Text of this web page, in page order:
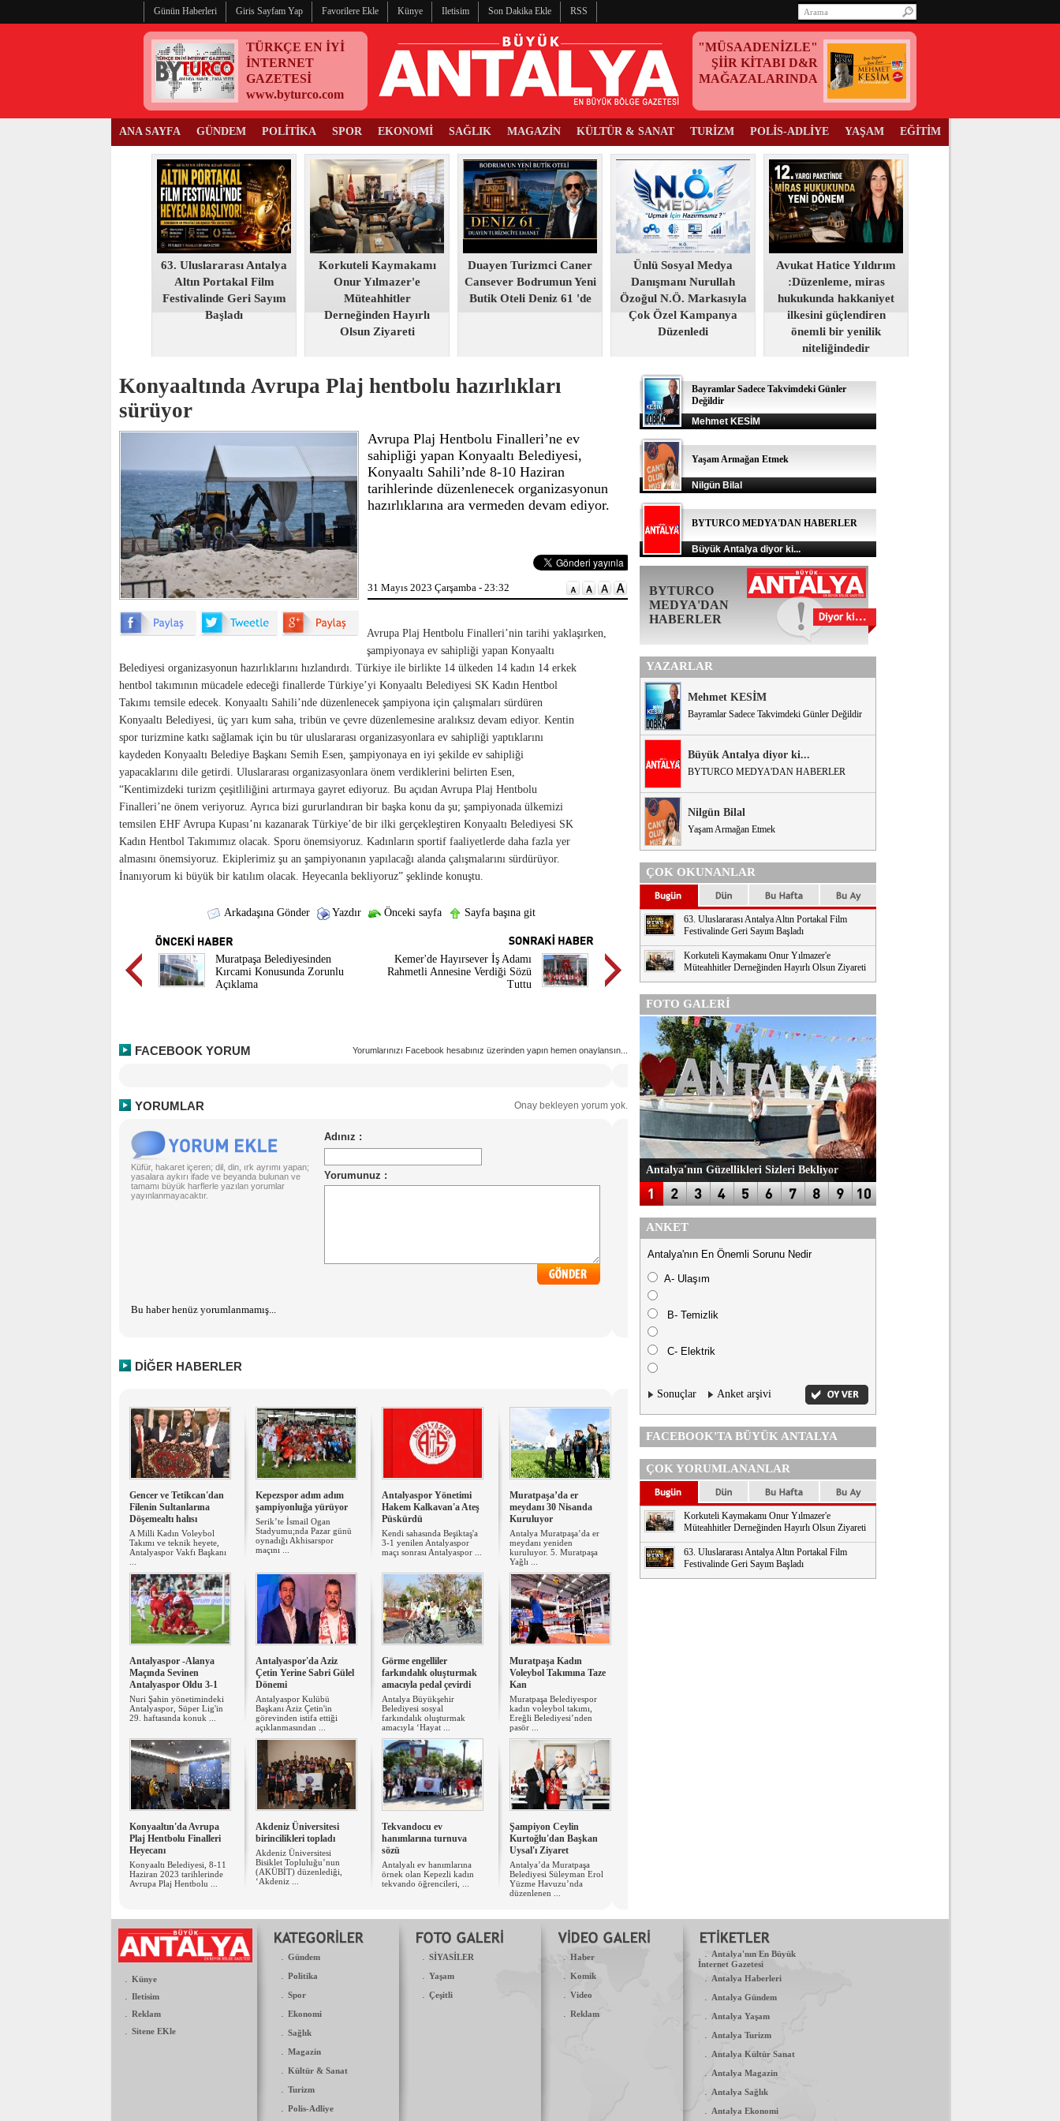
Günün Haberleri Giris Sayfam Yap Favorilere Ekle Künye Iletisim Son Dakika Ekle RSS
TÜRKÇE EN İYİ
İNTERNET
GAZETESİ
www.byturco.com
"MÜSAADENİZLE"
ŞİİR KİTABI D&R
MAĞAZALARINDA
ANA SAYFA GÜNDEM POLİTİKA SPOR EKONOMİ SAĞLIK MAGAZİN KÜLTÜR & SANAT TURİZM POLİS-ADLİYE YAŞAM EĞİTİM
63. Uluslararası Antalya
Altın Portakal Film
Festivalinde Geri Sayım
Başladı
Korkuteli Kaymakamı
Onur Yılmazer'e
Müteahhitler
Derneğinden Hayırlı
Olsun Ziyareti
Duayen Turizmci Caner
Cansever Bodrumun Yeni
Butik Oteli Deniz 61 'de
Ünlü Sosyal Medya
Danışmanı Nurullah
Özoğul N.Ö. Markasıyla
Çok Özel Kampanya
Düzenledi
Avukat Hatice Yıldırım
:Düzenleme, miras
hukukunda hakkaniyet
ilkesini güçlendiren
önemli bir yenilik
niteliğindedir
Konyaaltında Avrupa Plaj hentbolu hazırlıkları
sürüyor
Avrupa Plaj Hentbolu Finalleri’ne ev
sahipliği yapan Konyaaltı Belediyesi,
Konyaaltı Sahili’nde 8-10 Haziran
tarihlerinde düzenlenecek organizasyonun
hazırlıklarına ara vermeden devam ediyor.
31 Mayıs 2023 Çarşamba - 23:32
Avrupa Plaj Hentbolu Finalleri’nin tarihi yaklaşırken,
şampiyonaya ev sahipliği yapan Konyaaltı
Belediyesi organizasyonun hazırlıklarını hızlandırdı. Türkiye ile birlikte 14 ülkeden 14 kadın 14 erkek
hentbol takımının mücadele edeceği finallerde Türkiye’yi Konyaaltı Belediyesi SK Kadın Hentbol
Takımı temsile edecek. Konyaaltı Sahili’nde düzenlenecek şampiyona için çalışmaları sürdüren
Konyaaltı Belediyesi, üç yarı kum saha, tribün ve çevre düzenlemesine aralıksız devam ediyor. Kentin
spor turizmine katkı sağlamak için bu tür uluslararası organizasyonlara ev sahipliği yaptıklarını
kaydeden Konyaaltı Belediye Başkanı Semih Esen, şampiyonaya en iyi şekilde ev sahipliği
yapacaklarını dile getirdi. Uluslararası organizasyonlara önem verdiklerini belirten Esen,
“Kentimizdeki turizm çeşitliliğini artırmaya gayret ediyoruz. Bu açıdan Avrupa Plaj Hentbolu
Finalleri’ne önem veriyoruz. Ayrıca bizi gururlandıran bir başka konu da şu; şampiyonada ülkemizi
temsilen EHF Avrupa Kupası’nı kazanarak Türkiye’de bir ilki gerçekleştiren Konyaaltı Belediyesi SK
Kadın Hentbol Takımımız olacak. Sporu önemsiyoruz. Kadınların sportif faaliyetlerde daha fazla yer
almasını önemsiyoruz. Ekiplerimiz şu an şampiyonanın yapılacağı alanda çalışmalarını sürdürüyor.
İnanıyorum ki büyük bir katılım olacak. Heyecanla bekliyoruz” şeklinde konuştu.
Arkadaşına Gönder Yazdır Önceki sayfa Sayfa başına git
Muratpaşa Belediyesinden
Kırcami Konusunda Zorunlu
Açıklama
Kemer'de Hayırsever İş Adamı
Rahmetli Annesine Verdiği Sözü
Tuttu
FACEBOOK YORUM Yorumlarınızı Facebook hesabınız üzerinden yapın hemen onaylansın...
YORUMLAR Onay bekleyen yorum yok.
Küfür, hakaret içeren; dil, din, ırk ayrımı yapan;
yasalara aykırı ifade ve beyanda bulunan ve
tamamı büyük harflerle yazılan yorumlar
yayınlanmayacaktır.
Bu haber henüz yorumlanmamış...
DİĞER HABERLER
Gencer ve Tetikcan'dan
Filenin Sultanlarına
Döşemealtı halısı
A Milli Kadın Voleybol
Takımı ve teknik heyete,
Antalyaspor Vakfı Başkanı
Kepezspor adım adım
şampiyonluğa yürüyor
Serik’te İsmail Ogan
Stadyumu;nda Pazar günü
oynadığı Akhisarspor
maçını ...
Antalyaspor Yönetimi
Hakem Kalkavan'a Ateş
Püskürdü
Kendi sahasında Beşiktaş'a
3-1 yenilen Antalyaspor
maçı sonrası Antalyaspor ...
Muratpaşa’da er
meydanı 30 Nisanda
Kuruluyor
Antalya Muratpaşa’da er
meydanı yeniden
kuruluyor. 5. Muratpaşa
Yağlı ...
Antalyaspor -Alanya
Maçında Sevinen
Antalyaspor Oldu 3-1
Nuri Şahin yönetimindeki
Antalyaspor, Süper Lig'in
29. haftasında konuk ...
Antalyaspor'da Aziz
Çetin Yerine Sabri Gülel
Dönemi
Antalyaspor Kulübü
Başkanı Aziz Çetin'in
görevinden istifa ettiği
açıklanmasından ...
Görme engelliler
farkındalık oluşturmak
amacıyla pedal çevirdi
Antalya Büyükşehir
Belediyesi sosyal
farkındalık oluşturmak
amacıyla ‘Hayat ...
Muratpaşa Kadın
Voleybol Takımına Taze
Kan
Muratpaşa Belediyespor
kadın voleybol takımı,
Ereğli Belediyesi’nden
pasör ...
Konyaaltın'da Avrupa
Plaj Hentbolu Finalleri
Heyecanı
Konyaaltı Belediyesi, 8-11
Haziran 2023 tarihlerinde
Avrupa Plaj Hentbolu ...
Akdeniz Üniversitesi
birincilikleri topladı
Akdeniz Üniversitesi
Bisiklet Topluluğu’nun
(AKÜBİT) düzenlediği,
‘Akdeniz ...
Tekvandocu ev
hanımlarına turnuva
sözü
Antalyalı ev hanımlarına
örnek olan Kepezli kadın
tekvando öğrencileri, ...
Şampiyon Ceylin
Kurtoğlu'dan Başkan
Uysal'ı Ziyaret
Antalya’da Muratpaşa
Belediyesi Süleyman Erol
Yüzme Havuzu’nda
düzenlenen ...
Bayramlar Sadece Takvimdeki Günler
Değildir
Mehmet KESİM
Yaşam Armağan Etmek
Nilgün Bilal
BYTURCO MEDYA'DAN HABERLER
Büyük Antalya diyor ki...
BYTURCO
MEDYA'DAN
HABERLER
YAZARLAR
Mehmet KESİM
Bayramlar Sadece Takvimdeki Günler Değildir
Büyük Antalya diyor ki...
BYTURCO MEDYA'DAN HABERLER
Nilgün Bilal
Yaşam Armağan Etmek
ÇOK OKUNANLAR
63. Uluslararası Antalya Altın Portakal Film
Festivalinde Geri Sayım Başladı
Korkuteli Kaymakamı Onur Yılmazer'e
Müteahhitler Derneğinden Hayırlı Olsun Ziyareti
FOTO GALERİ
Antalya'nın Güzellikleri Sizleri Bekliyor
ANKET
Antalya'nın En Önemli Sorunu Nedir
A- Ulaşım
B- Temizlik
C- Elektrik
Sonuçlar Anket arşivi
FACEBOOK'TA BÜYÜK ANTALYA
ÇOK YORUMLANANLAR
Korkuteli Kaymakamı Onur Yılmazer'e
Müteahhitler Derneğinden Hayırlı Olsun Ziyareti
63. Uluslararası Antalya Altın Portakal Film
Festivalinde Geri Sayım Başladı
. Künye
. Iletisim
. Reklam
. Sitene EKle
. Gündem
. Politika
. Spor
. Ekonomi
. Sağlık
. Magazin
. Kültür & Sanat
. Turizm
. Polis-Adliye
. SİYASİLER
. Yaşam
. Çeşitli
. Haber
. Komik
. Video
. Reklam
. Antalya'nın En Büyük
İnternet Gazetesi
. Antalya Haberleri
. Antalya Gündem
. Antalya Yaşam
. Antalya Turizm
. Antalya Kültür Sanat
. Antalya Magazin
. Antalya Sağlık
. Antalya Ekonomi